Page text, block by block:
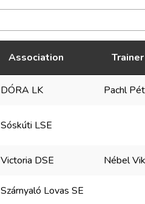
Association Trainer
DÓRA LK Pachl
Sóskúti LSE
Victoria DSE Nébel
Szárnyaló Lovas SE